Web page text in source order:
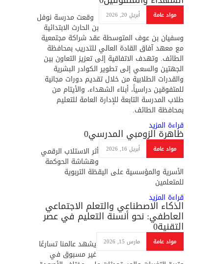
مواد عامة أبريل 20, 2026 وقعت مدرسة نوفل
بن الحارث الابتدائية
وسفيان بن عوف المتوسطة عقد شراكة مجتمعية
مع معهد آفاق القادة العالي للتدريب بمحافظة
الطائف. وتهدف الاتفاقية إلى تعزيز التعاون بين
الجهتين والسعي إلى تطوير الكوادر البشرية
والقدرات الطلابية من خلال تقديم دورات مجانية
للمتفوقين دراسياً، أبناء الشهداء، والأيتام من
طلاب المدرسة التابعة للإدارة العامة للتعليم
بمحافظة الطائف.
قراءة المزيد
ظاهرة الزومبي المدرسي0
مواد عامة أبريل 16, 2026 أثر الاستلاب الرقمي
وهشاشة الحوكمة
الأسرية والمؤسسية على اليقظة التربوية
للمتعلمين
قراءة المزيد
الذكاء الاصطناعي والتعلم الاجتماعي
العاطفي: نحو أنسنة التعليم في عصر
التقنية0
مواد عامة مارس 15, 2026 يشهد عالمنا تسارعًا
غير مسبوق في